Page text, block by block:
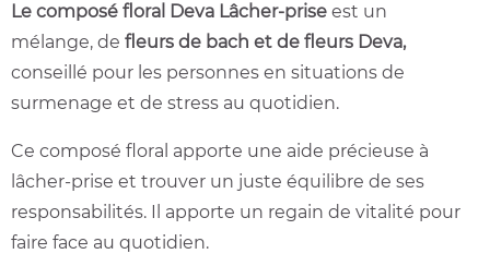
Le composé floral Deva Lâcher-prise est un
mélange, de fleurs de bach et de fleurs Deva,
conseillé pour les personnes en situations de
surmenage et de stress au quotidien.
Ce composé floral apporte une aide précieuse à
lâcher-prise et trouver un juste équilibre de ses
responsabilités. Il apporte un regain de vitalité pour
faire face au quotidien.